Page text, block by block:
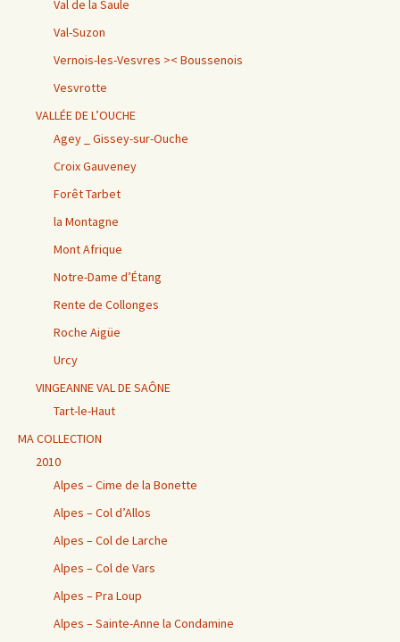
Val de la Saule
Val-Suzon
Vernois-les-Vesvres >< Boussenois
Vesvrotte
VALLÉE DE L’OUCHE
Agey _ Gissey-sur-Ouche
Croix Gauveney
Forêt Tarbet
la Montagne
Mont Afrique
Notre-Dame d’Étang
Rente de Collonges
Roche Aigüe
Urcy
VINGEANNE VAL DE SAÔNE
Tart-le-Haut
MA COLLECTION
2010
Alpes – Cime de la Bonette
Alpes – Col d’Allos
Alpes – Col de Larche
Alpes – Col de Vars
Alpes – Pra Loup
Alpes – Sainte-Anne la Condamine